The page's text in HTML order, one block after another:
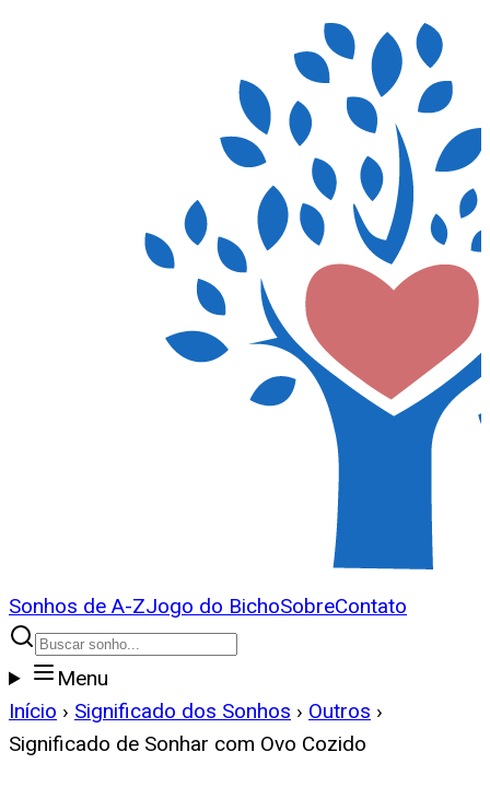
Sonhos de A-ZJogo do BichoSobreContato
Menu
Início › Significado dos Sonhos › Outros ›
Significado de Sonhar com Ovo Cozido